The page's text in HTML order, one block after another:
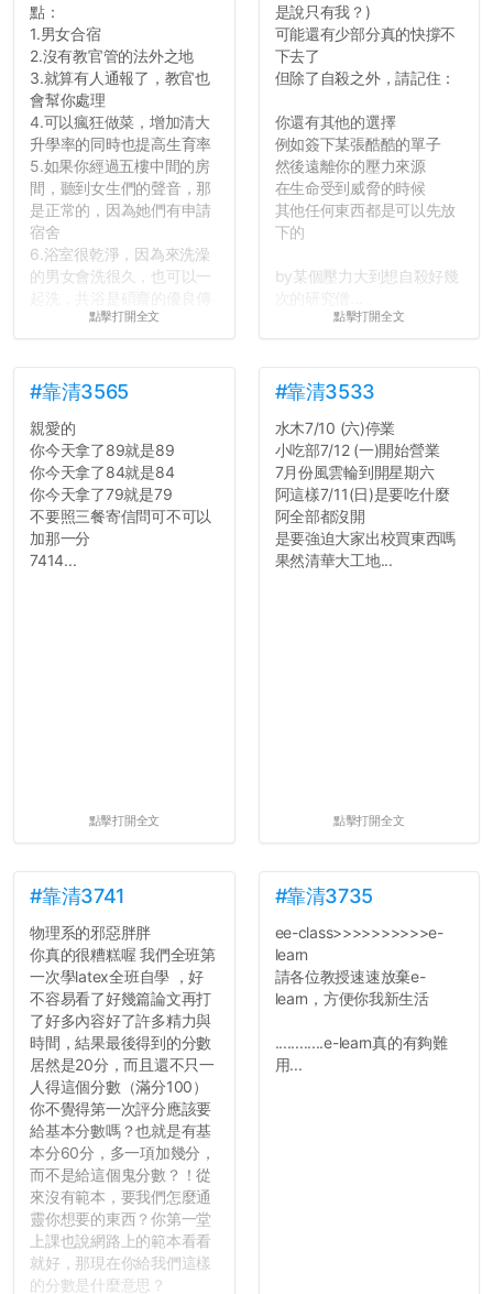
點：
1.男女合宿
2.沒有教官管的法外之地
3.就算有人通報了，教官也
會幫你處理
4.可以瘋狂做菜，增加清大
升學率的同時也提高生育率
5.如果你經過五樓中間的房
間，聽到女生們的聲音，那
是正常的，因為她們有申請
宿舍
6.浴室很乾淨，因為來洗澡
的男女會洗很久，也可以一
舍房間，都歡迎留言讓我知
道...
點擊打開全文
是說只有我？)
可能還有少部分真的快撐不
下去了
但除了自殺之外，請記住：
你還有其他的選擇
例如簽下某張酷酷的單子
然後遠離你的壓力來源
在生命受到威脅的時候
其他任何東西都是可以先放
下的
by某個壓力大到想自殺好幾
點擊打開全文
#靠清3565
親愛的
你今天拿了89就是89
你今天拿了84就是84
你今天拿了79就是79
不要照三餐寄信問可不可以
加那一分
7414...
點擊打開全文
#靠清3533
水木7/10 (六)停業
小吃部7/12 (一)開始營業
7月份風雲輪到開星期六
阿這樣7/11(日)是要吃什麼
阿全部都沒開
是要強迫大家出校買東西嗎
果然清華大工地...
點擊打開全文
#靠清3741
物理系的邪惡胖胖
你真的很糟糕喔 我們全班第
一次學latex全班自學 ，好
不容易看了好幾篇論文再打
了好多內容好了許多精力與
時間，結果最後得到的分數
居然是20分，而且還不只一
人得這個分數（滿分100）
你不覺得第一次評分應該要
給基本分數嗎？也就是有基
本分60分，多一項加幾分，
而不是給這個鬼分數？！從
來沒有範本，要我們怎麼通
靈你想要的東西？你第一堂
上課也說網路上的範本看看
就好，那現在你給我們這樣
的分數是什麼意思？
#靠清3735
ee-class>>>>>>>>>>e-
learn
請各位教授速速放棄e-
learn，方便你我新生活
............e-learn真的有夠難
用...